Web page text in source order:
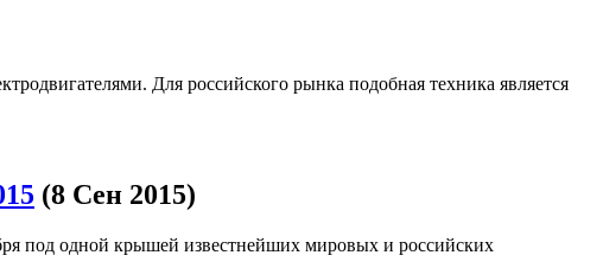
Для российского рынка подобная техника является
(8 Сен 2015)
под одной крышей известнейших мировых и российских